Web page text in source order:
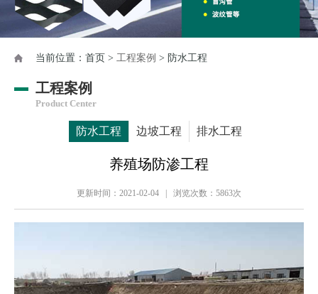
当前位置： 首页 > 工程案例 > 防水工程
工程案例
Product Center
防水工程 边坡工程 排水工程
养殖场防渗工程
更新时间： 2021-02-04 | 浏览次数： 5863次